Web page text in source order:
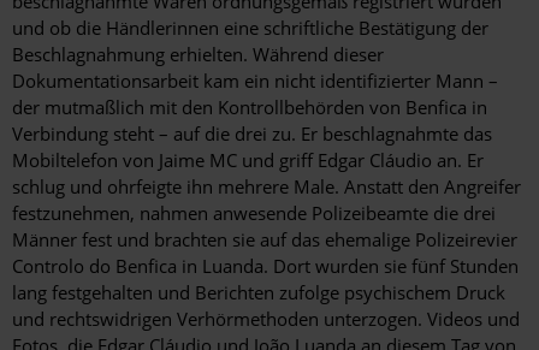
und ob die Händlerinnen eine schriftliche Bestätigung der
Beschlagnahmung erhielten. Während dieser
Dokumentationsarbeit kam ein nicht identifizierter Mann –
der mutmaßlich mit den Kontrollbehörden von Benfica in
Verbindung steht – auf die drei zu. Er beschlagnahmte das
Mobiltelefon von Jaime MC und griff Edgar Cláudio an. Er
schlug und ohrfeigte ihn mehrere Male. Anstatt den Angreifer
festzunehmen, nahmen anwesende Polizeibeamte die drei
Männer fest und brachten sie auf das ehemalige Polizeirevier
Controlo do Benfica in Luanda. Dort wurden sie fünf Stunden
lang festgehalten und Berichten zufolge psychischem Druck
und rechtswidrigen Verhörmethoden unterzogen. Videos und